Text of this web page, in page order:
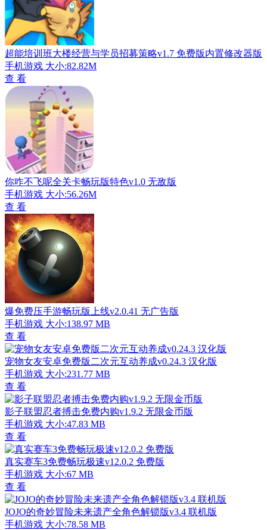
超能培训班大楼经营与学员招募策略v1.7 免费版内置修改器版
手机游戏 大小:82.82M
查 看
你咋不飞呢全关卡畅玩版特色v1.0 无敌版
手机游戏 大小:56.26M
查 看
爆免费压手游畅玩版上线v2.0.41 无广告版
手机游戏 大小:138.97 MB
查 看
宠物女友安卓免费版二次元互动养成v0.24.3 汉化版
手机游戏 大小:231.77 MB
查 看
影子联盟忍者搏击免费内购v1.9.2 无限金币版
手机游戏 大小:47.83 MB
查 看
真实赛车3免费畅玩极速v12.0.2 免费版
手机游戏 大小:67 MB
查 看
JOJO的奇妙冒险未来遗产全角色解锁版v3.4 联机版
手机游戏 大小:78.58 MB